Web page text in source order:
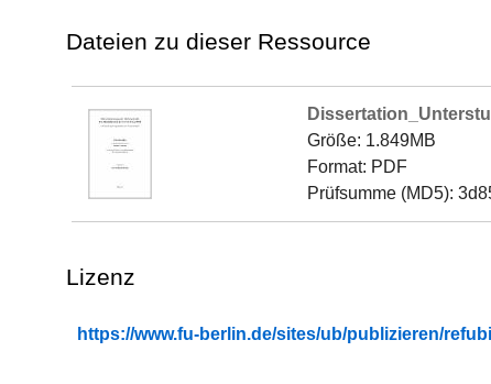
Dateien zu dieser Ressource
Größe: 1.849MB
Format: PDF
Prüfsumme (MD5):
Lizenz
https://www.fu-berlin.de/sites/ub/publizieren/